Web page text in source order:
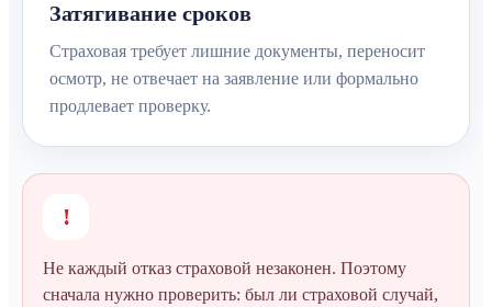
Затягивание сроков
Страховая требует лишние документы, переносит
осмотр, не отвечает на заявление или формально
продлевает проверку.
!
Не каждый отказ страховой незаконен. Поэтому
сначала нужно проверить: был ли страховой случай,